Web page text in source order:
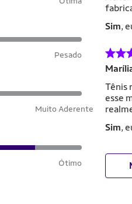
Pesado
Muito Aderente
Ótimo
Sim,
Tênis
esse
Sim,